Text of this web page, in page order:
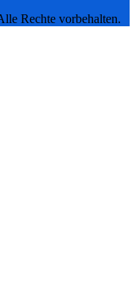
Rechte vorbehalten.